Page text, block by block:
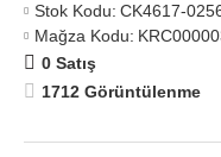
Stok Kodu: CK4617-
Mağza Kodu:
0 Satış
1712 Görüntülenme